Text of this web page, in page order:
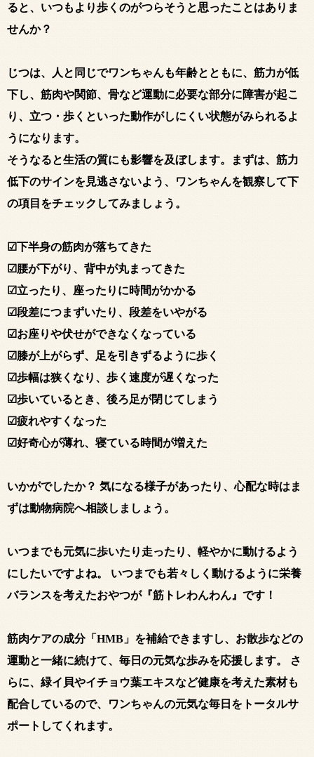
ると、いつもより歩くのがつらそうと思ったことはありま
せんか？
じつは、人と同じでワンちゃんも年齢とともに、筋力が低
下し、筋肉や関節、骨など運動に必要な部分に障害が起こ
り、立つ・歩くといった動作がしにくい状態がみられるよ
うになります。
そうなると生活の質にも影響を及ぼします。まずは、筋力
低下のサインを見逃さないよう、ワンちゃんを観察して下
の項目をチェックしてみましょう。
☑下半身の筋肉が落ちてきた
☑腰が下がり、背中が丸まってきた
☑立ったり、座ったりに時間がかかる
☑段差につまずいたり、段差をいやがる
☑お座りや伏せができなくなっている
☑膝が上がらず、足を引きずるように歩く
☑歩幅は狭くなり、歩く速度が遅くなった
☑歩いているとき、後ろ足が閉じてしまう
☑疲れやすくなった
☑好奇心が薄れ、寝ている時間が増えた
いかがでしたか？ 気になる様子があったり、心配な時はま
ずは動物病院へ相談しましょう。
いつまでも元気に歩いたり走ったり、軽やかに動けるよう
にしたいですよね。 いつまでも若々しく動けるように栄養
バランスを考えたおやつが『筋トレわんわん』です！
筋肉ケアの成分「HMB」を補給できますし、お散歩などの
運動と一緒に続けて、毎日の元気な歩みを応援します。 さ
らに、緑イ貝やイチョウ葉エキスなど健康を考えた素材も
配合しているので、ワンちゃんの元気な毎日をトータルサ
ポートしてくれます。